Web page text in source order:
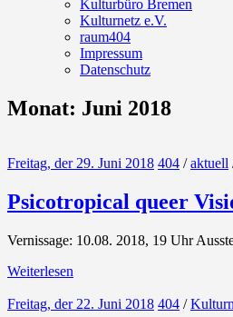
Kulturbüro Bremen
Kulturnetz e.V.
raum404
Impressum
Datenschutz
Monat: Juni 2018
Freitag, der 29. Juni 2018 404 /aktuell
Psicotropical queer
Vernissage: 10.08. 2018, 19 Uhr
Weiterlesen
Freitag, der 22. Juni 2018 404 /